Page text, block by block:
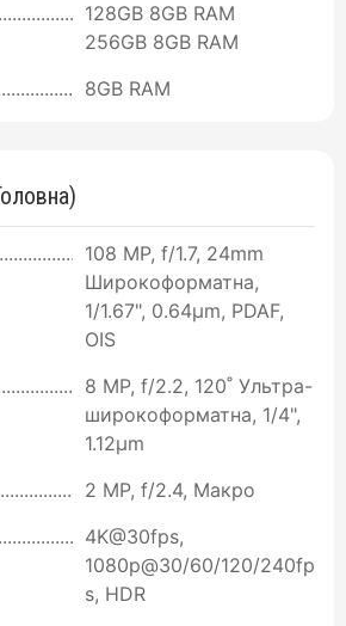
128GB 8GB RAM
256GB 8GB RAM
8GB RAM
108 MP, f/1.7, 24mm
Широкоформатна,
1/1.67", 0.64µm, PDAF,
OIS
8 MP, f/2.2, 120˚ Ультра-
широкоформатна, 1/4",
1.12µm
2 MP, f/2.4, Макро
4K@30fps,
1080p@30/60/120/240fp
s, HDR